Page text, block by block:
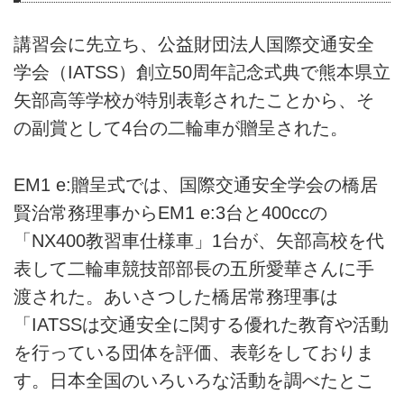
講習会に先立ち、公益財団法人国際交通安全
学会（IATSS）創立50周年記念式典で熊本県立
矢部高等学校が特別表彰されたことから、そ
の副賞として4台の二輪車が贈呈された。
EM1 e:贈呈式では、国際交通安全学会の橋居
賢治常務理事からEM1 e:3台と400ccの
「NX400教習車仕様車」1台が、矢部高校を代
表して二輪車競技部部長の五所愛華さんに手
渡された。あいさつした橋居常務理事は
「IATSSは交通安全に関する優れた教育や活動
を行っている団体を評価、表彰をしておりま
す。日本全国のいろいろな活動を調べたとこ